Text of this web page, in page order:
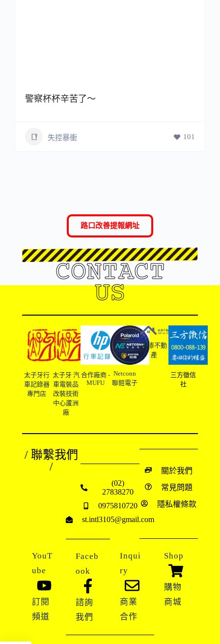
警察杯杯辛苦了～
失控暴衝 101
路口改善提報網址
CONTACT
US
太子牙行
車記錄器
專門店
太子牙 汽
車電裝品
改裝技術
中心蘆洲
廠
合作廠商 -
MUFU
Netconn
聯鎧電子
友溙不動
產
三方徵信
社
/ 聯繫我們
/
(02)
27838270
0975810720
st.intl3105@gmail.com
關於我們
常見問題
隱私權條款
YouT
ube
訂閱
頻道
Faceb
ook
諮詢
我們
Inqui
ry
商業
合作
Shop
購物
商城